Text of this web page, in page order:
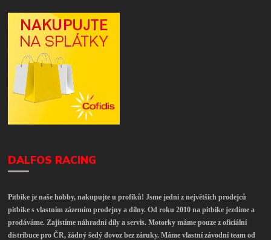
DALFOS RACING
Pitbike je naše hobby, nakupujte u profíků! Jsme jedni z největších prodejců
pitbike s vlastním zázemím prodejny a dílny. Od roku 2010 na pitbike jezdíme a
prodáváme. Zajistíme náhradní díly a servis. Motorky máme pouze z oficiální
distribuce pro ČR, žádný šedý dovoz bez záruky. Máme vlastní závodní team od